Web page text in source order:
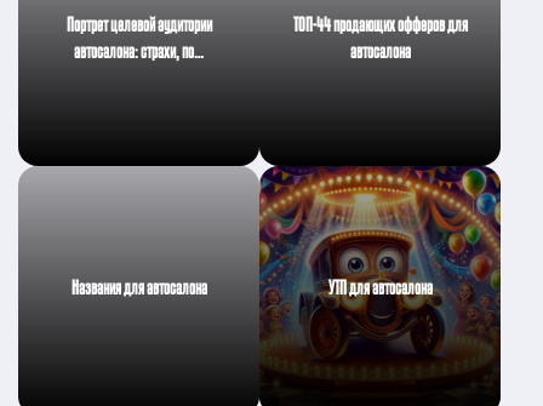
Портрет целевой аудитории
автосалона: страхи, по…
ТОП-44 продающих офферов для
автосалона
Названия для автосалона УТП для автосалона